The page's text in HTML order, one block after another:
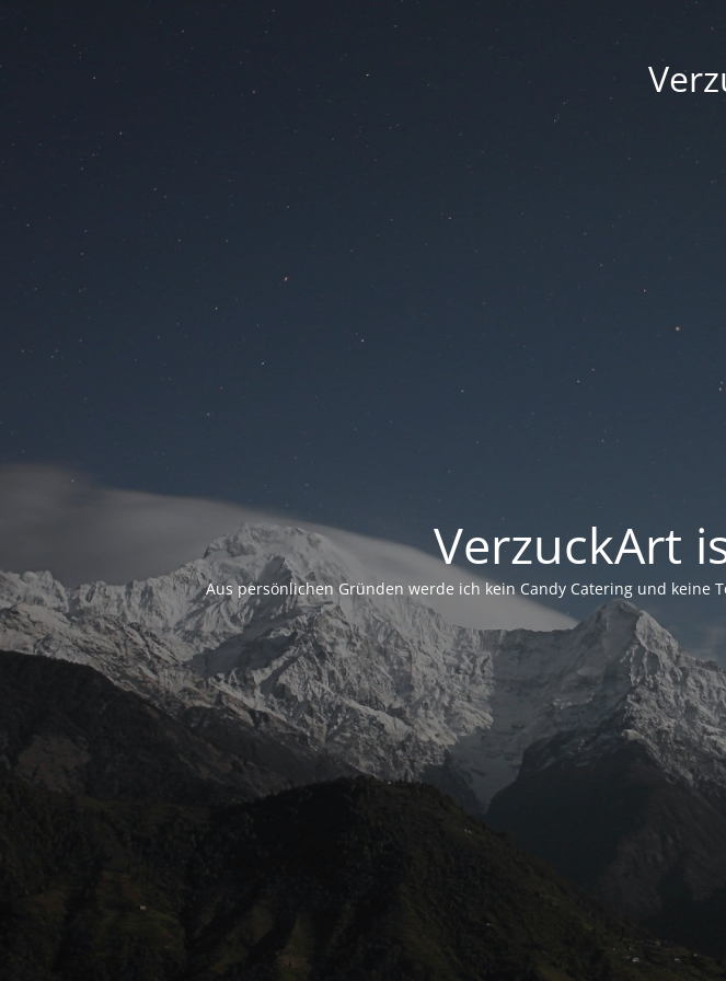
VerzuckArt
Aus persönlichen Gründen werde ich kein Candy Catering und